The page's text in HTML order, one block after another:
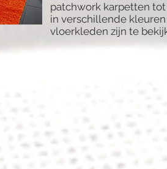
patchwork karpetten
in verschillende
vloerkleden zijn te